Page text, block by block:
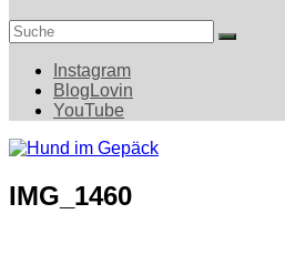
Search
Instagram
BlogLovin
YouTube
IMG_1460